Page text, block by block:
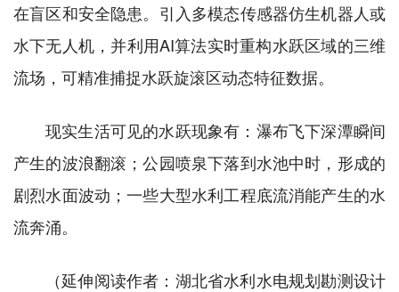
在盲区和安全隐患。引入多模态传感器仿生机器人或
水下无人机，并利用AI算法实时重构水跃区域的三维
流场，可精准捕捉水跃旋滚区动态特征数据。
现实生活可见的水跃现象有：瀑布飞下深潭瞬间
产生的波浪翻滚；公园喷泉下落到水池中时，形成的
剧烈水面波动；一些大型水利工程底流消能产生的水
流奔涌。
（延伸阅读作者：湖北省水利水电规划勘测设计